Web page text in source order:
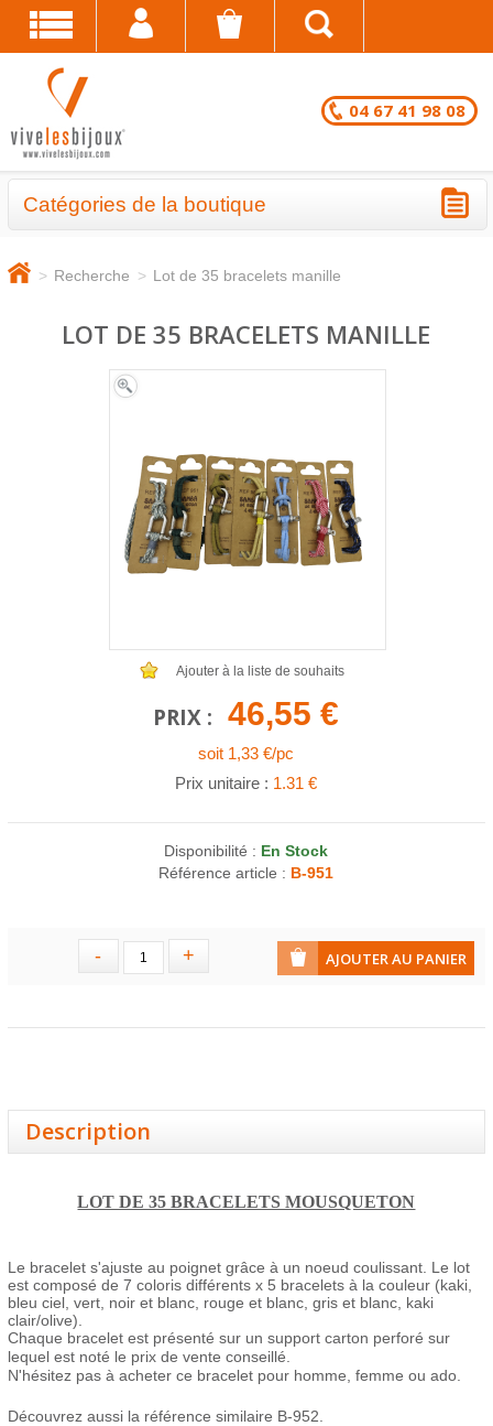
04 67 41 98 08
Catégories de la boutique
DESTOCKAGE
COLLIERS - LOTS EN DESTOCKAGE
CHAÎNES DE CHEVILLE
COLLIERS EN LOT
AFFICHES MÉTAL 20 X 30CM
> Recherche > Lot de 35 bracelets manille
LOT DE 35 BRACELETS MANILLE
Ajouter à la liste de souhaits
PRIX : 46,55 €
soit 1,33 €/pc
Prix unitaire : 1.31 €
Disponibilité : En Stock
Référence article : B-951
Description
LOT DE 35 BRACELETS MOUSQUETON
Le bracelet s'ajuste au poignet grâce à un noeud coulissant. L e lot
est composé de 7 coloris différents x 5 bracelets à la couleur (kaki,
bleu ciel, vert, noir et blanc, rouge et blanc, gris et blanc, kaki
clair/olive).
Chaque bracelet est présenté sur un support carton perforé sur
lequel est noté le prix de vente conseillé.
N'hésitez pas à acheter ce bracelet pour homme, femme ou ado.
Découvrez aussi la référence similaire B-952.